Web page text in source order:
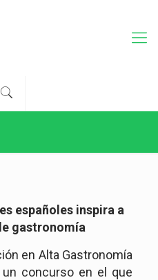
españoles inspira a
gastronomía
en Alta Gastronomía
concurso en el que